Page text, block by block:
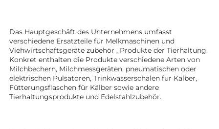
Das Hauptgeschäft des Unternehmens umfasst
verschiedene Ersatzteile für Melkmaschinen und
Viehwirtschaftsgeräte zubehör , Produkte der Tierhaltung.
Konkret enthalten die Produkte verschiedene Arten von
Milchbechern, Milchmessgeräten, pneumatischen oder
elektrischen Pulsatoren, Trinkwasserschalen für Kälber,
Fütterungsflaschen für Kälber sowie andere
Tierhaltungsprodukte und Edelstahlzubehör.